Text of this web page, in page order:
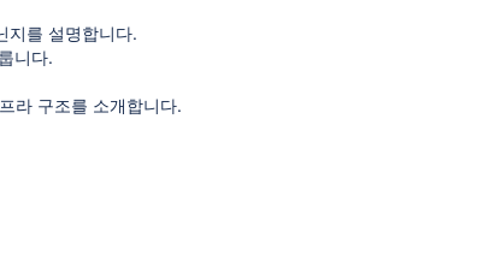
지를 설명합니다.
니다.
라 구조를 소개합니다.